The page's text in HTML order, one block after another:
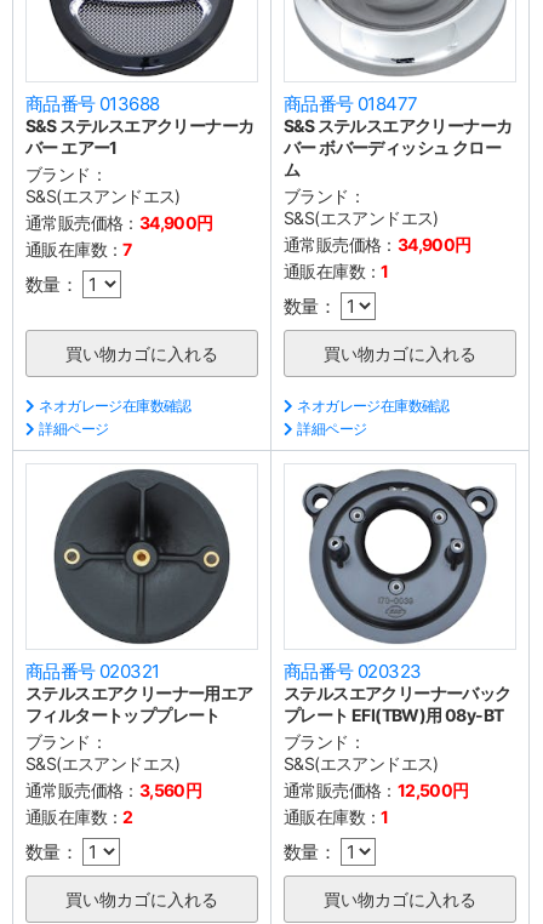
商品番号 013688
S&S ステルスエアクリーナーカ
バー エアー1
ブランド：
S&S(エスアンドエス)
通常販売価格： 34,900円
通販在庫数：7
数量：
ネオガレージ在庫数確認
詳細ページ
商品番号 018477
S&S ステルスエアクリーナーカ
バー ボバーディッシュ クロー
ム
ブランド：
S&S(エスアンドエス)
通常販売価格： 34,900円
通販在庫数：1
数量：
ネオガレージ在庫数確認
詳細ページ
商品番号 020321
ステルスエアクリーナー用エア
フィルタートッププレート
ブランド：
S&S(エスアンドエス)
通常販売価格： 3,560円
通販在庫数：2
数量：
商品番号 020323
ステルスエアクリーナーバック
プレート EFI(TBW)用 08y-BT
ブランド：
S&S(エスアンドエス)
通常販売価格： 12,500円
通販在庫数：1
数量：